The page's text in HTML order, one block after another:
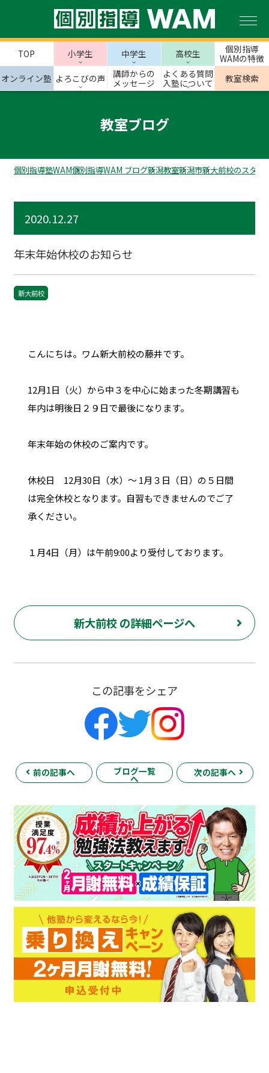
TOP 小学生 中学生 高校生
個別指導
WAMの特徴
オンライン塾 よろこびの声
講師からの
メッセージ
よくある質問
入塾について
教室検索
教室ブログ
個別指導塾WAM個別指導WAM ブログ新潟教室新潟市新大前校のスタッ
2020.12.27
年末年始休校のお知らせ
新大前校
こんにちは。ワム新大前校の藤井です。
12月1日（火）から中３を中心に始まった冬期講習も
年内は明後日２９日で最後になります。
年末年始の休校のご案内です。
休校日 12月30日（水）～ 1月３日（日）の５日間
は完全休校となります。自習もできませんのでご了
承ください。
１月4日（月）は午前9:00より受付しております。
新大前校 の詳細ページへ
この記事をシェア
前の記事へ ブログ一覧
へ
次の記事へ